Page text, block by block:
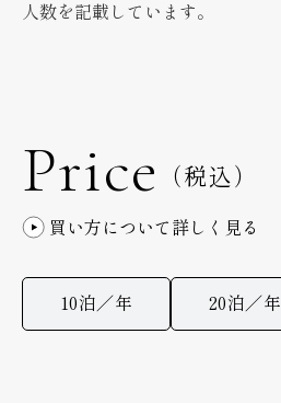
人数を記載しています。
Price （税込）
買い方について詳しく見る
10泊／年 20泊／年